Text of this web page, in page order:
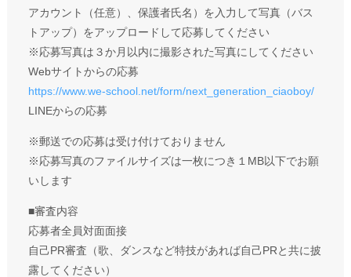
アカウント（任意）、保護者氏名）を入力して写真（バス
トアップ）をアップロードして応募してください
※応募写真は３か月以内に撮影された写真にしてください
Webサイトからの応募
https://www.we-school.net/form/next_generation_ciaoboy/
LINEからの応募
※郵送での応募は受け付けておりません
※応募写真のファイルサイズは一枚につき１MB以下でお願
いします
■審査内容
応募者全員対面面接
自己PR審査（歌、ダンスなど特技があれば自己PRと共に披
露してください）